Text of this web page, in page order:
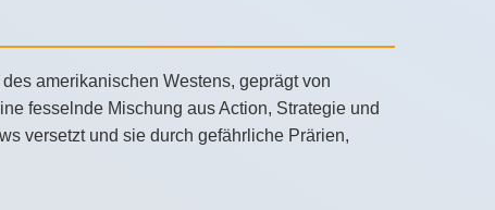
amerikanischen Westens, geprägt von
fesselnde Mischung aus Action, Strategie und
versetzt und sie durch gefährliche Prärien,